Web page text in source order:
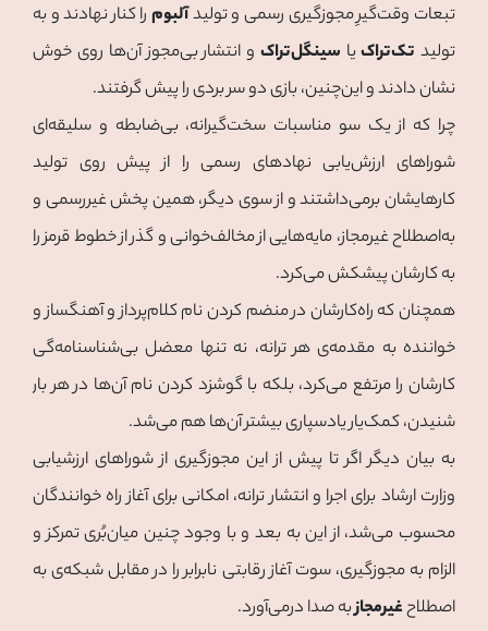
تبعات وقت‌گیرِ مجوزگیری رسمی و تولیدآلبوم را کنار نهادند و به
تولید تک‌تراک یا سینگل‌تراک و انتشار بی‌مجوز آن‌ها روی خوش
نشان دادند و این‌چنین، بازی دو سر بردی را پیش گرفتند.
چرا که از یک سو مناسبات سخت‌گیرانه، بی‌ضابطه و سلیقه‌ای
شوراهای ارزش‌یابی نهادهای رسمی را از پیش روی تولید
کارهایشان برمی‌داشتند و از سوی دیگر، همین پخش غیررسمی و
به‌اصطلاح غیرمجاز، مایه‌هایی از مخالف‌خوانی و گذر از خطوط قرمز را
به کارشان پیشکش می‌کرد.
همچنان که راه‌کارشان در منضم کردن نام کلام‌پرداز و آهنگساز و
خواننده به مقدمه‌ی هر ترانه، نه تنها معضل بی‌شناسنامه‌گی
کارشان را مرتفع می‌کرد، بلکه با گوشزد کردن نام آن‌ها در هر بار
شنیدن، کمک‌یار یادسپاری بیشتر آن‌ها هم می‌شد.
به بیان دیگر اگر تا پیش از این مجوزگیری از شوراهای ارزشیابی
وزارت ارشاد برای اجرا و انتشار ترانه، امکانی برای آغاز راه خوانندگان
محسوب می‌شد، از این به بعد و با وجود چنین میان‌بُری تمرکز و
الزام به مجوزگیری، سوت آغاز رقابتی نابرابر را در مقابل شبکه‌ی به
اصطلاحغیرمجازبه صدا درمی‌آورد.